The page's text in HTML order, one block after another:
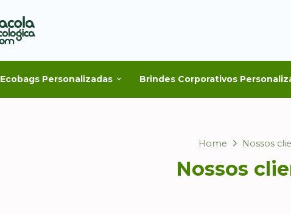
Ecobags Personalizadas Brindes Corporativos
Home Nossos
Nossos